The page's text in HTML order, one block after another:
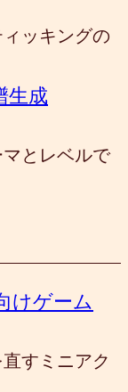
ッキングの
生成
とレベルで
けゲーム
すミニアク